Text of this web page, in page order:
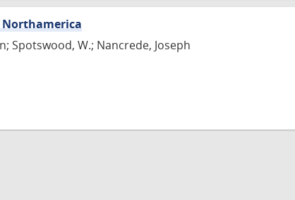
Northamerica
Spotswood, W.; Nancrede, Joseph